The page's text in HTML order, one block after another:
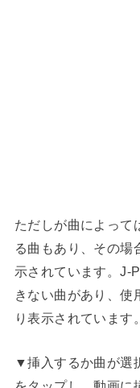
ただしが曲によって
る曲もあり、その場
示されています。J-
きない曲があり、使
り表示されています。
▼挿入するか曲が選